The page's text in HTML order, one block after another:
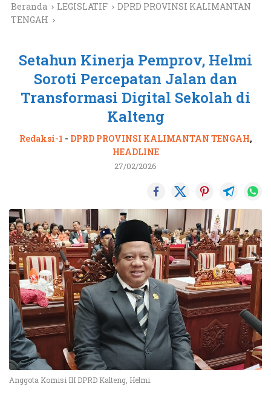
Beranda LEGISLATIF
DPRD PROVINSI KALIMANTAN
TENGAH
Setahun Kinerja Pemprov, Helmi
Soroti Percepatan Jalan dan
Transformasi Digital Sekolah di
Kalteng
Redaksi-1 - DPRD PROVINSI KALIMANTAN TENGAH,
HEADLINE
27/02/2026
Anggota Komisi III DPRD Kalteng, Helmi.